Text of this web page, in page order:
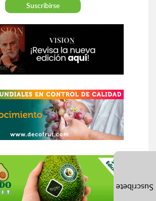
Suscríbete